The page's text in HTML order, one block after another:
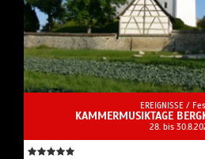
EREIGNISSE /
KAMMERMUSIKTAGE
28. bis